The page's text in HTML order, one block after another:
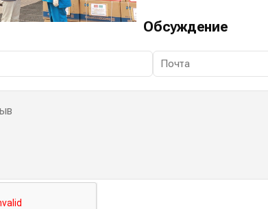
Обсуждение